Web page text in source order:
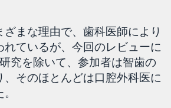
まな理由で、歯科医師により
れているが、今回のレビューに
究を除いて、参加者は智歯の
そのほとんどは口腔外科医に